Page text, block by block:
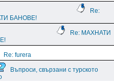
Re:
БАНОВЕ!
Re: МАХНАТИ
Re: furera
Въпроси, свързани с турското